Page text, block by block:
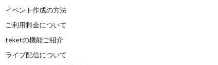
イベント作成の方法
ご利用料金について
teketの機能ご紹介
ライブ配信について